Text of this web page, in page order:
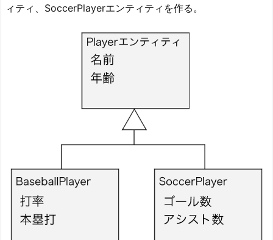
ィティ、SoccerPlayerエンティティを作る。